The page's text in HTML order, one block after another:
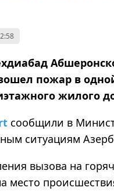
пожар в
жилого
сообщили в
ситуациям
вызова на
место